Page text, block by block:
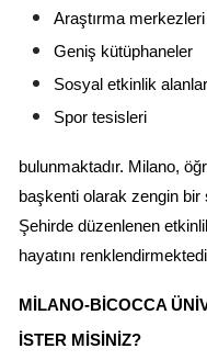
Araştırma merkezleri
Geniş kütüphaneler
Sosyal etkinlik
Spor tesisleri
bulunmaktadır. Milano,
başkenti olarak zengin
Şehirde düzenlenen
hayatını
MILANO-BICOCCA
İSTER MISINIZ?